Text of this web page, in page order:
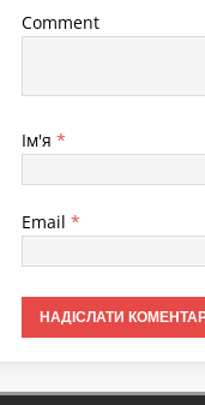
Comment
Ім'я *
Email *